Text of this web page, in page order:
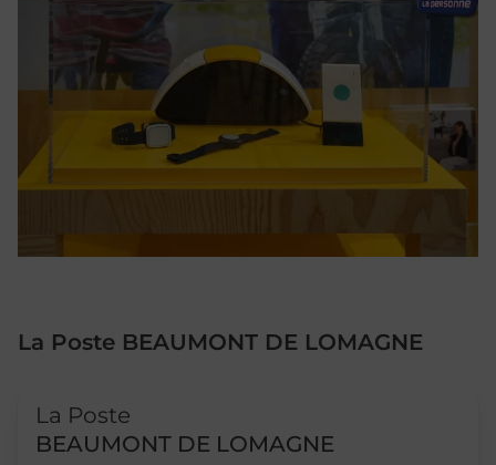
La Poste BEAUMONT DE LOMAGNE
La Poste
BEAUMONT DE LOMAGNE